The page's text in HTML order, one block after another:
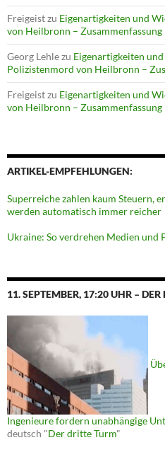
Freigeistzu Eigenartigkeiten und
von Heilbronn – Zusammenfassung
Georg Lehlezu Eigenartigkeiten
Polizistenmord von Heilbronn –
Freigeistzu Eigenartigkeiten und
von Heilbronn – Zusammenfassung
ARTIKEL-EMPFEHLUNGEN:
Superreiche zahlen kaum Steuern,
werden automatisch immer reicher
Ukraine: So verdrehen Medien und
11. SEPTEMBER, 17:20 UHR – DER
Ingenieure fordern unabhängige
deutsch "Der dritte Turm"